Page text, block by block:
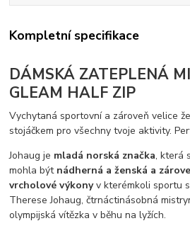
Kompletní specifikace
DÁMSKÁ ZATEPLENÁ
GLEAM HALF ZIP
Vychytaná sportovní a zároveň velice
stojáčkem pro všechny tvoje aktivity.
Johaug je mladá norská značka, která
mohla být nádherná a ženská a
vrcholové výkonyv kterémkoli sportu
Therese Johaug, čtrnáctinásobná
olympijská vítězka v běhu na lyžích.